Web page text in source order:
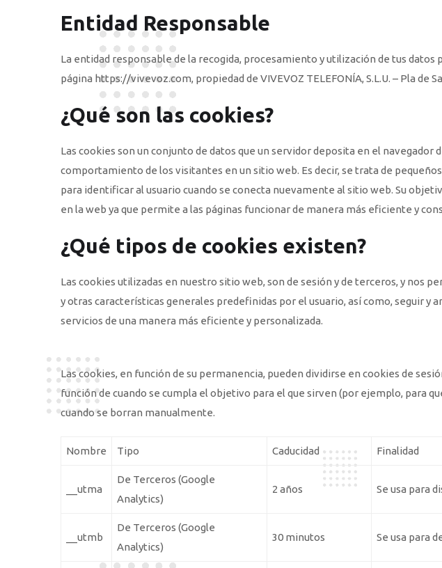
Entidad Responsable
La entidad responsable de la recogida, procesamiento y utilización de tus
página https://vivevoz.com, propiedad de VIVEVOZ TELEFONÍA, S.L.U. – Pla de
¿Qué son las cookies?
Las cookies son un conjunto de datos que un servidor deposita en el
comportamiento de los visitantes en un sitio web. Es decir, se trata de
para identificar al usuario cuando se conecta nuevamente al sitio web. Su
en la web ya que permite a las páginas funcionar de manera más eficiente y
¿Qué tipos de cookies existen?
Las cookies utilizadas en nuestro sitio web, son de sesión y de terceros, y nos
y otras características generales predefinidas por el usuario, así como, seguir
servicios de una manera más eficiente y personalizada.
Las cookies, en función de su permanencia, pueden dividirse en cookies de
función de cuando se cumpla el objetivo para el que sirven (por ejemplo, para
cuando se borran manualmente.
Nombre Tipo Caducidad Finalidad
__utma
De Terceros (Google
Analytics)
2 años Se usa para
__utmb
De Terceros (Google
Analytics)
30 minutos Se usa para